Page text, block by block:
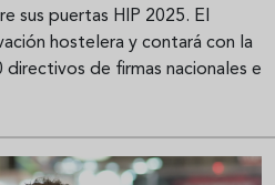
sus puertas HIP 2025. El
hostelera y contará con la
de firmas nacionales e